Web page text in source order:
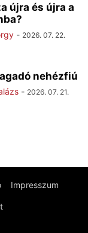
újra és újra a
- 2026. 07. 22.
nehézfiú
- 2026. 07. 21.
Impresszum